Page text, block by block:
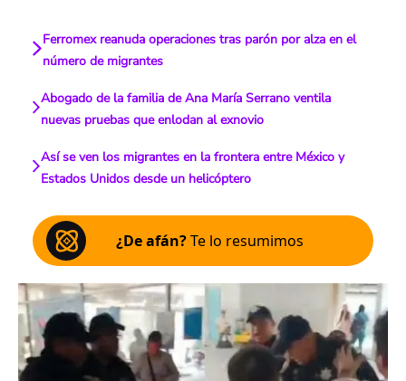
Ferromex reanuda operaciones tras parón por alza en el
número de migrantes
Abogado de la familia de Ana María Serrano ventila
nuevas pruebas que enlodan al exnovio
Así se ven los migrantes en la frontera entre México y
Estados Unidos desde un helicóptero
¿De afán?Te lo resumimos